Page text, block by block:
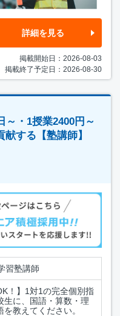
詳細を見る
掲載開始日：2026-08-03
掲載終了予定日：2026-08-30
～・1授業2400円～
する【塾講師】
習塾講師
！】1対1の完全個別指
生に、国語・算数・理
教えてください。